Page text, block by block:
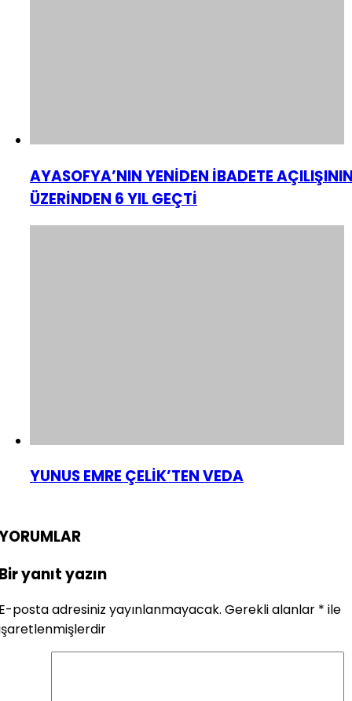
AYASOFYA’NIN YENİDEN İBADETE
ÜZERİNDEN 6 YIL GEÇTİ
YUNUS EMRE ÇELİK’TEN VEDA
yanıt yazın
posta adresiniz yayınlanmayacak. Gerekli alanlar * ile